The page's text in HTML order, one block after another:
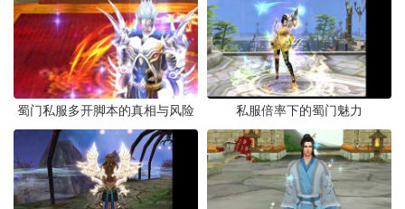
蜀门私服多开脚本的真相与风险 私服倍率下的蜀门魅力